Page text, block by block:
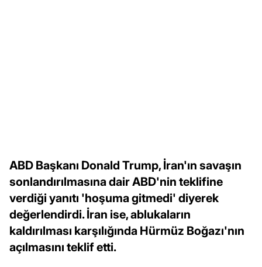
ABD Başkanı Donald Trump, İran'ın savaşın
sonlandırılmasına dair ABD'nin teklifine
verdiği yanıtı 'hoşuma gitmedi' diyerek
değerlendirdi. İran ise, ablukaların
kaldırılması karşılığında Hürmüz Boğazı'nın
açılmasını teklif etti.